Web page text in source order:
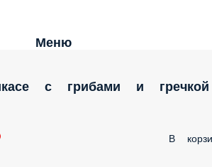
Меню
с грибами и гречкой
В